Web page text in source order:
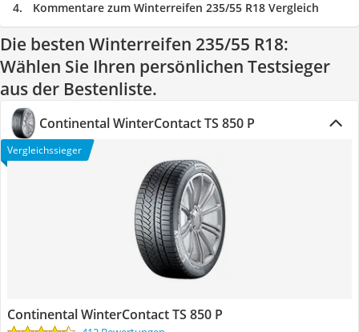
Kommentare zum Winterreifen 235/55 R18 Vergleich
Die besten Winterreifen 235/55 R18:
Wählen Sie Ihren persönlichen Testsieger
aus der Bestenliste.
Continental WinterContact TS 850 P
Vergleichssieger
Continental WinterContact TS 850 P